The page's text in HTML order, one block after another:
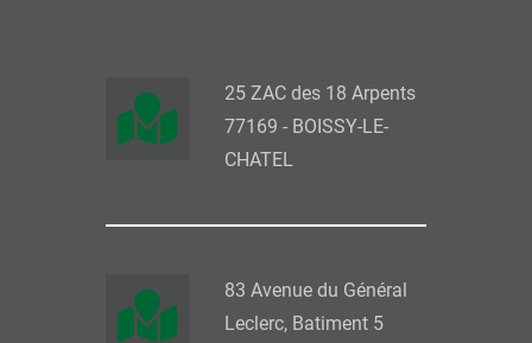
25 ZAC des 18 Arpents
77169 - BOISSY-LE-
CHATEL
83 Avenue du Général
Leclerc, Batiment 5